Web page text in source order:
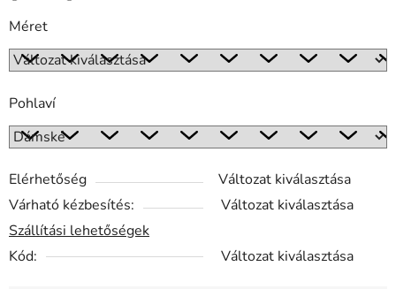
Méret
Pohlaví
Elérhetőség
Változat kiválasztása
Várható kézbesítés:
Változat kiválasztása
Szállítási lehetőségek
Kód:
Változat kiválasztása